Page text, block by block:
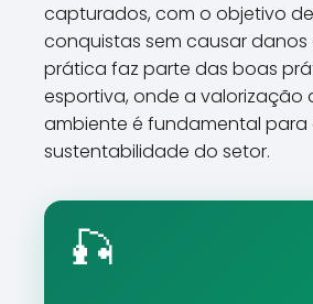
capturados, com o objetivo
conquistas sem causar danos
prática faz parte das boas
esportiva, onde a valorização
ambiente é fundamental para
sustentabilidade do setor.
🎣